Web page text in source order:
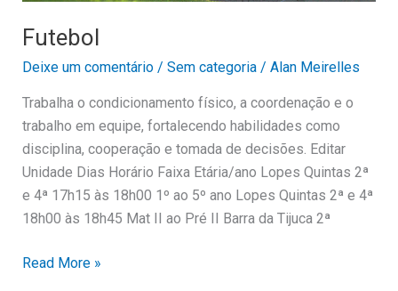
Futebol
Deixe um comentário / Sem categoria/ Alan Meirelles
Trabalha o condicionamento físico, a coordenação e o
trabalho em equipe, fortalecendo habilidades como
disciplina, cooperação e tomada de decisões. Editar
Unidade Dias Horário Faixa Etária/ano Lopes Quintas 2ª
e 4ª 17h15 às 18h00 1º ao 5º ano Lopes Quintas 2ª e 4ª
18h00 às 18h45 Mat II ao Pré II Barra da Tijuca 2ª
Read More »